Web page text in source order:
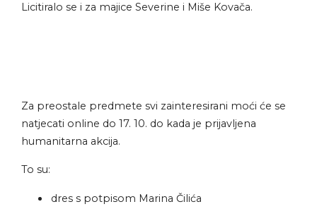
Licitiralo se i za majice Severine i Miše Kovača.
Za preostale predmete svi zainteresirani moći će se
natjecati online do 17. 10. do kada je prijavljena
humanitarna akcija.
To su:
dres s potpisom Marina Čilića